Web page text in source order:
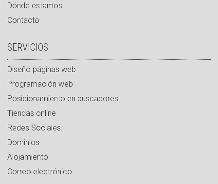
Dónde estamos
Contacto
SERVICIOS
Diseño páginas web
Programación web
Posicionamiento en buscadores
Tiendas online
Redes Sociales
Dominios
Alojamiento
Correo electrónico